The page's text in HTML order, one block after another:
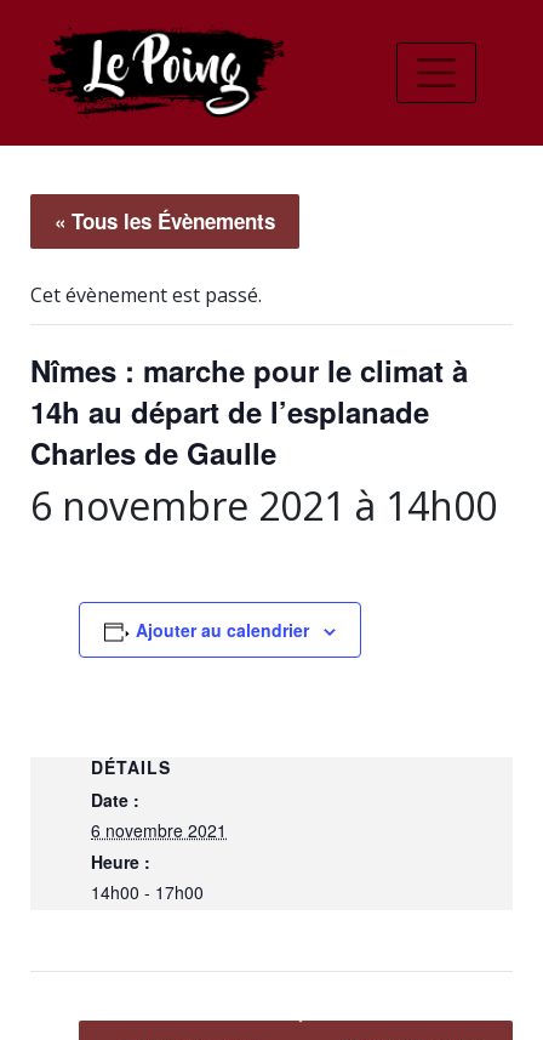
« Tous les Évènements
Cet évènement est passé.
Nîmes : marche pour le climat à
14h au départ de l’esplanade
Charles de Gaulle
6 novembre 2021 à 14h00
Ajouter au calendrier
DÉTAILS
Date :
6 novembre 2021
Heure :
14h00 - 17h00